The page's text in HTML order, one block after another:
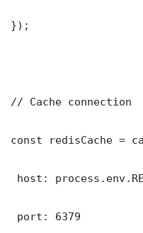
});
// Cache connection
const redisCache =
host:
port: 6379